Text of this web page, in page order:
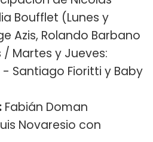
Boufflet (Lunes y
Azis, Rolando Barbano
/ Martes y Jueves:
- Santiago Fioritti y Baby
Fabián Doman
Novaresio con